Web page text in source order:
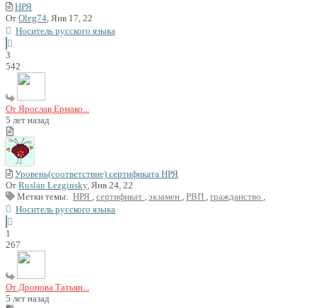
НРЯ
От Oleg74 , Янв 17, 22
Носитель русского языка
3
542
От Ярослав Ермако...
5 лет назад
Уровень(соответствие) сертификата НРЯ
От Ruslan Lezginsky, Янв 24, 22
Метки темы: НРЯ сертификат экзамен РВП гражданство
Носитель русского языка
1
267
От Дронова Татьян...
5 лет назад